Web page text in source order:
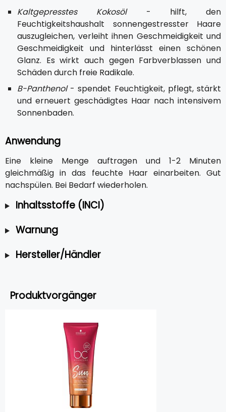
Kaltgepresstes Kokosöl- hilft, den
Feuchtigkeitshaushalt sonnengestresster Haare
auszugleichen, verleiht ihnen Geschmeidigkeit und
Geschmeidigkeit und hinterlässt einen schönen
Glanz. Es wirkt auch gegen Farbverblassen und
Schäden durch freie Radikale.
B-Panthenol- spendet Feuchtigkeit, pflegt, stärkt
und erneuert geschädigtes Haar nach intensivem
Sonnenbaden.
Anwendung
Eine kleine Menge auftragen und 1-2 Minuten
gleichmäßig in das feuchte Haar einarbeiten. Gut
nachspülen. Bei Bedarf wiederholen.
Inhaltsstoffe (INCI)
Warnung
Hersteller/Händler
Produktvorgänger